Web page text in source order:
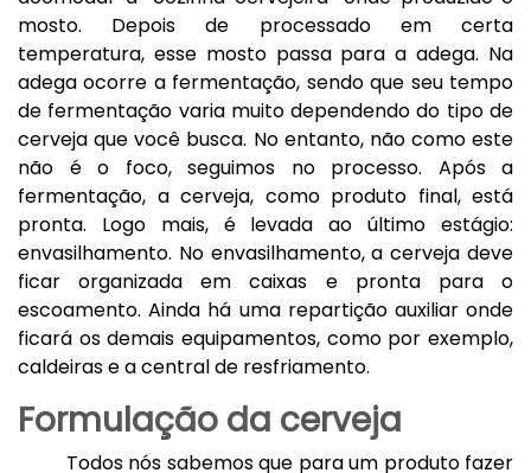
mosto. Depois de processado em certa
temperatura, esse mosto passa para a adega. Na
adega ocorre a fermentação, sendo que seu tempo
de fermentação varia muito dependendo do tipo de
cerveja que você busca. No entanto, não como este
não é o foco, seguimos no processo. Após a
fermentação, a cerveja, como produto final, está
pronta. Logo mais, é levada ao último estágio:
envasilhamento. No envasilhamento, a cerveja deve
ficar organizada em caixas e pronta para o
escoamento. Ainda há uma repartição auxiliar onde
ficará os demais equipamentos, como por exemplo,
caldeiras e a central de resfriamento.
Formulação da cerveja
Todos nós sabemos que para um produto fazer